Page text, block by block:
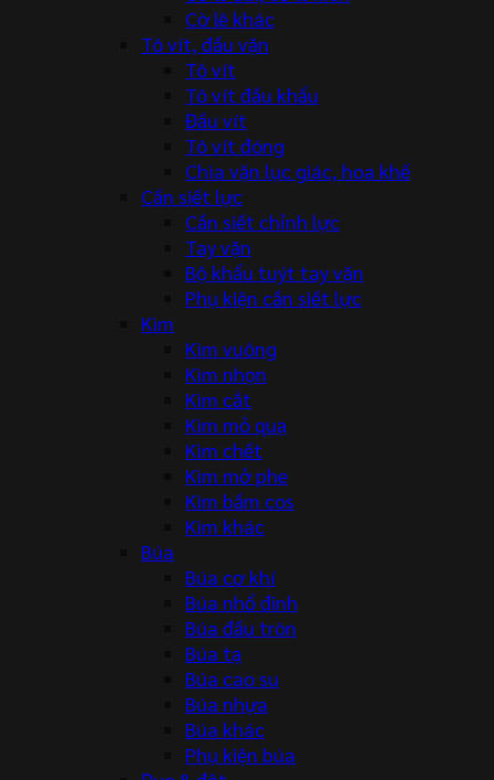
Cờ lê khác
Tô vít, đầu vặn
Tô vít
Tô vít đầu khẩu
Đầu vít
Tô vít đóng
Chìa vặn lục giác, hoa khế
Cần siết lực
Cần siết chỉnh lực
Tay vặn
Bộ khẩu tuýt tay vặn
Phụ kiện cần siết lực
Kìm
Kìm vuông
Kìm nhọn
Kìm cắt
Kìm mỏ quạ
Kìm chết
Kìm mở phe
Kìm bấm cos
Kìm khác
Búa
Búa cơ khí
Búa nhổ đinh
Búa đầu tròn
Búa tạ
Búa cao su
Búa nhựa
Búa khác
Phụ kiện búa